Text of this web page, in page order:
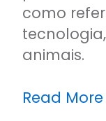
como
animais.
Read More